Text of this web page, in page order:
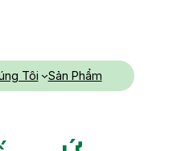
Tôi Sản Phẩm